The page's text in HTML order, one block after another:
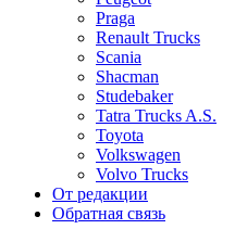
Praga
Renault Trucks
Scania
Shacman
Studebaker
Tatra Trucks A.S.
Toyota
Volkswagen
Volvo Trucks
От редакции
Обратная связь